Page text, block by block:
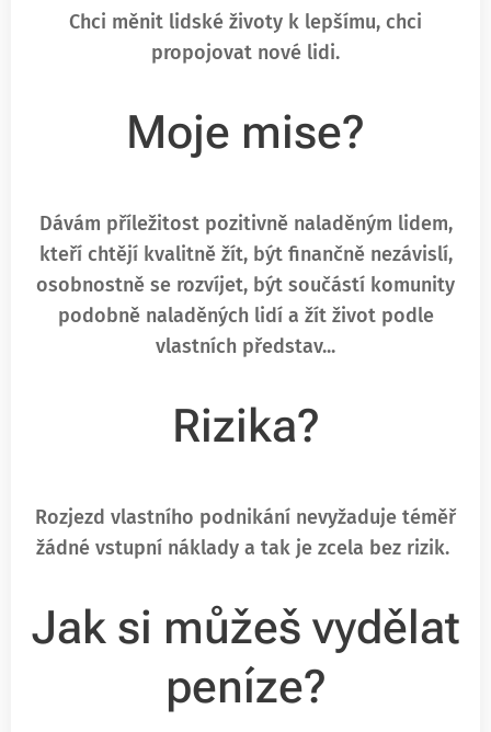
Chci měnit lidské životy k lepšímu, chci
propojovat nové lidi.
Moje mise?
Dávám příležitost pozitivně naladěným lidem,
kteří chtějí kvalitně žít, být finančně nezávislí,
osobnostně se rozvíjet, být součástí komunity
podobně naladěných lidí a žít život podle
vlastních představ...
Rizika?
Rozjezd vlastního podnikání nevyžaduje téměř
žádné vstupní náklady a tak je zcela bez rizik.
Jak si můžeš vydělat
peníze?